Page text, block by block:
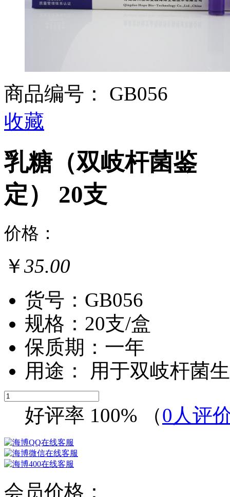
商品编号： GB056
收藏
乳糖（双岐杆菌鉴
定） 20支
价格：
￥35.00
货号：GB056
规格：20支/盒
保质期：一年
用途： 用于双岐杆菌
好评率 100% （0 人评
会员价格：